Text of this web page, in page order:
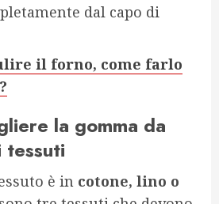
dal capo di
il forno, come farlo
la gomma da
tessuti
è in cotone, lino o